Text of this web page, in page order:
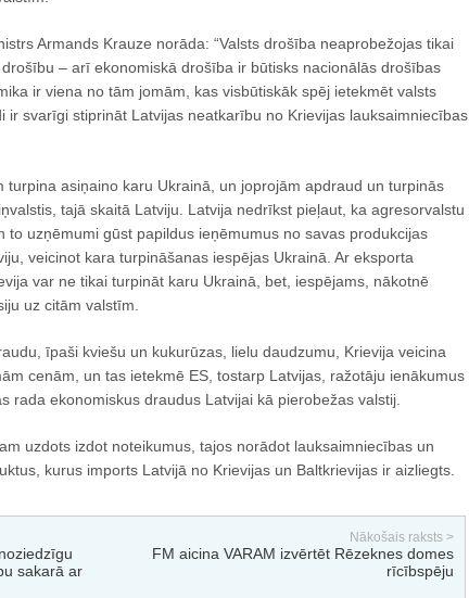
Armands Krauze norāda: “Valsts drošība neaprobežojas tikai
– arī ekonomiskā drošība ir būtisks nacionālās drošības
ir viena no tām jomām, kas visbūtiskāk spēj ietekmēt valsts
ir svarīgi stiprināt Latvijas neatkarību no Krievijas lauksaimniecības
turpina asiņaino karu Ukrainā, un joprojām apdraud un turpinās
tajā skaitā Latviju. Latvija nedrīkst pieļaut, ka agresorvalstu
to uzņēmumi gūst papildus ieņēmumus no savas produkcijas
veicinot kara turpināšanas iespējas Ukrainā. Ar eksporta
var ne tikai turpināt karu Ukrainā, bet, iespējams, nākotnē
uz citām valstīm.
īpaši kviešu un kukurūzas, lielu daudzumu, Krievija veicina
cenām, un tas ietekmē ES, tostarp Latvijas, ražotāju ienākumus
rada ekonomiskus draudus Latvijai kā pierobežas valstij.
uzdots izdot noteikumus, tajos norādot lauksaimniecības un
kurus imports Latvijā no Krievijas un Baltkrievijas ir aizliegts.
sakarā ar
Nākošais raksts >
FM aicina VARAM izvērtēt Rēzeknes domes
rīcībspēju